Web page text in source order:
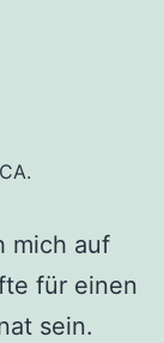
mich auf
für einen
sein.